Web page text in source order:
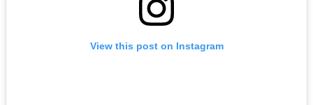
View this post on Instagram